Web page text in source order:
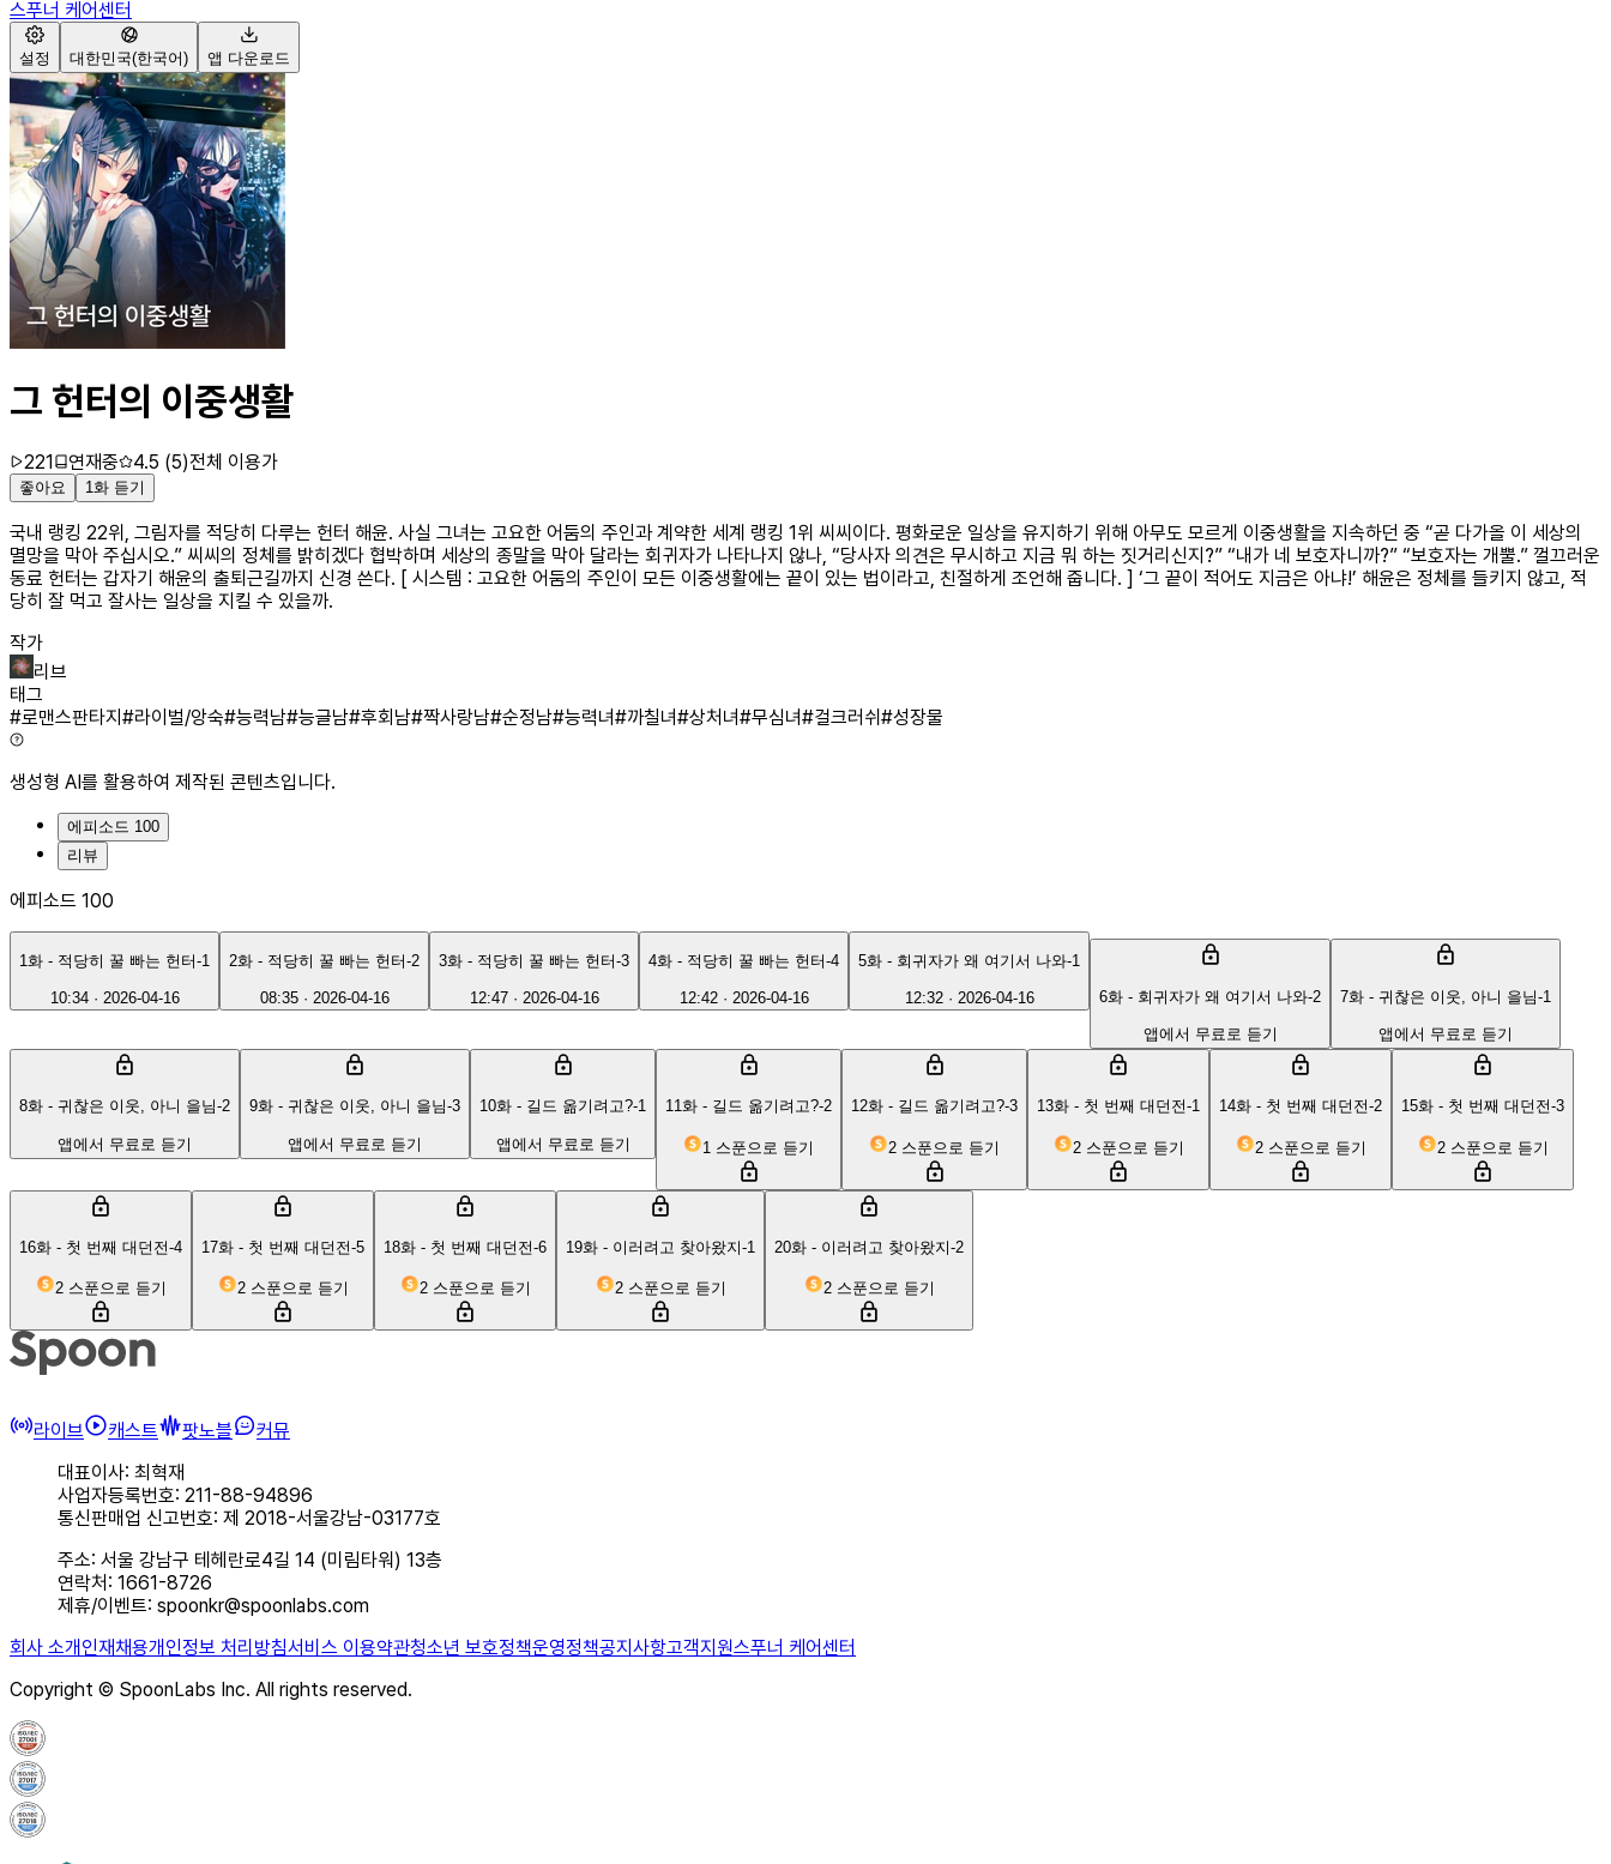
스푸너 케어센터
설정 대한민국(한국어) 앱 다운로드
그 헌터의 이중생활
221 연재중 4.5 (5)전체 이용가
좋아요 1화 듣기
국내 랭킹 22위, 그림자를 적당히 다루는 헌터 해윤. 사실 그녀는 고요한 어둠의 주인과 계약한 세계 랭킹 1위 씨씨이다. 평화로운 일상을 유지하기 위해 아무도 모르게 이중생활을 지속하던 중 “곧 다가올 이 세상의
멸망을 막아 주십시오.” 씨씨의 정체를 밝히겠다 협박하며 세상의 종말을 막아 달라는 회귀자가 나타나지 않나, “당사자 의견은 무시하고 지금 뭐 하는 짓거리신지?” “내가 네 보호자니까?” “보호자는 개뿔.” 껄끄러운
동료 헌터는 갑자기 해윤의 출퇴근길까지 신경 쓴다. [ 시스템 : 고요한 어둠의 주인이 모든 이중생활에는 끝이 있는 법이라고, 친절하게 조언해 줍니다. ] ‘그 끝이 적어도 지금은 아냐!’ 해윤은 정체를 들키지 않고, 적
당히 잘 먹고 잘사는 일상을 지킬 수 있을까.
작가
리브
태그
#로맨스판타지#라이벌/앙숙#능력남#능글남#후회남#짝사랑남#순정남#능력녀#까칠녀#상처녀#무심녀#걸크러쉬#성장물
생성형 AI를 활용하여 제작된 콘텐츠입니다.
에피소드 100
리뷰
에피소드 100
1화 - 적당히 꿀 빠는 헌터-1
10:34· 2026-04-16
2화 - 적당히 꿀 빠는 헌터-2
08:35· 2026-04-16
3화 - 적당히 꿀 빠는 헌터-3
12:47· 2026-04-16
4화 - 적당히 꿀 빠는 헌터-4
12:42· 2026-04-16
5화 - 회귀자가 왜 여기서 나와-1
12:32· 2026-04-16 6화 - 회귀자가 왜 여기서 나와-2
앱에서 무료로 듣기
7화 - 귀찮은 이웃, 아니 을님-1
앱에서 무료로 듣기
8화 - 귀찮은 이웃, 아니 을님-2
앱에서 무료로 듣기
9화 - 귀찮은 이웃, 아니 을님-3
앱에서 무료로 듣기
10화 - 길드 옮기려고?-1
앱에서 무료로 듣기
11화 - 길드 옮기려고?-2
1 스푼으로 듣기
12화 - 길드 옮기려고?-3
2 스푼으로 듣기
13화 - 첫 번째 대던전-1
2 스푼으로 듣기
14화 - 첫 번째 대던전-2
2 스푼으로 듣기
15화 - 첫 번째 대던전-3
2 스푼으로 듣기
16화 - 첫 번째 대던전-4
2 스푼으로 듣기
17화 - 첫 번째 대던전-5
2 스푼으로 듣기
18화 - 첫 번째 대던전-6
2 스푼으로 듣기
19화 - 이러려고 찾아왔지-1
2 스푼으로 듣기
20화 - 이러려고 찾아왔지-2
2 스푼으로 듣기
라이브 캐스트 팟노블
커뮤
대표이사: 최혁재
사업자등록번호: 211-88-94896
통신판매업 신고번호: 제 2018-서울강남-03177호
주소: 서울 강남구 테헤란로4길 14 (미림타워) 13층
연락처: 1661-8726
제휴/이벤트: spoonkr@spoonlabs.com
회사 소개 인재채용개인정보 처리방침서비스 이용약관청소년 보호정책운영정책공지사항고객지원스푸너 케어센터
Copyright © SpoonLabs Inc. All rights reserved.